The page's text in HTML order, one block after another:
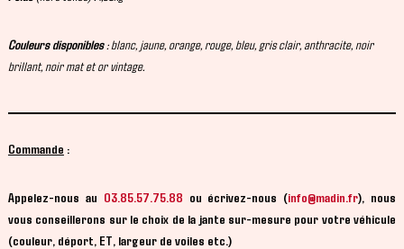
Couleurs disponibles: blanc, jaune, orange, rouge, bleu, gris clair, anthracite, noir
brillant, noir mat et or vintage.
Commande :
Appelez-nous au 03.85.57.75.88 ou écrivez-nous (info@madin.fr), nous
vous conseillerons sur le choix de la jante sur-mesure pour votre véhicule
(couleur, déport, ET, largeur de voiles etc.)